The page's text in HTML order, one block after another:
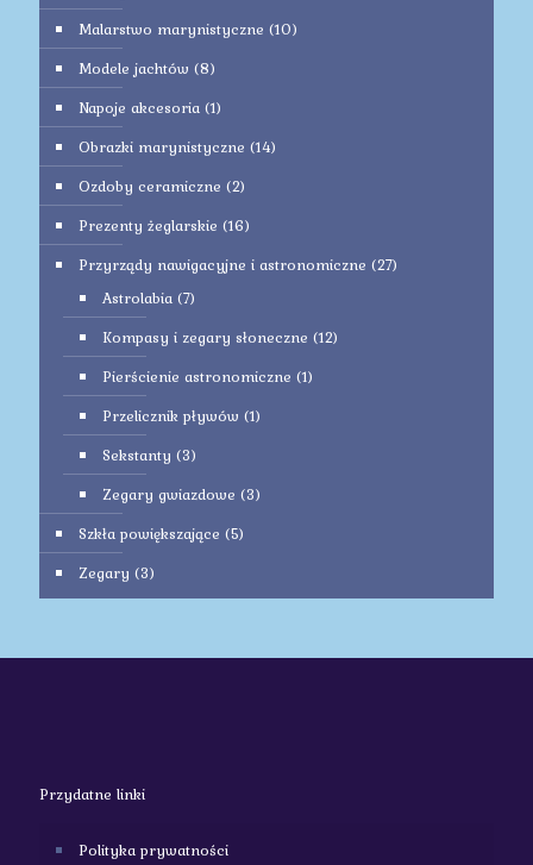
Malarstwo marynistyczne (10)
Modele jachtów (8)
Napoje akcesoria (1)
Obrazki marynistyczne (14)
Ozdoby ceramiczne (2)
Prezenty żeglarskie (16)
Przyrządy nawigacyjne i astronomiczne (27)
Astrolabia (7)
Kompasy i zegary słoneczne (12)
Pierścienie astronomiczne (1)
Przelicznik pływów (1)
Sekstanty (3)
Zegary gwiazdowe (3)
Szkła powiększające (5)
Zegary (3)
Przydatne linki
Polityka prywatności